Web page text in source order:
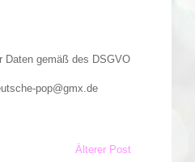
Daten gemäß des DSGVO
pop@gmx.de
Älterer Post